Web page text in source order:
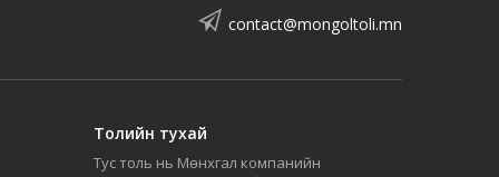
contact@mongoltoli.mn
Толийн тухай
Тус толь нь Мөнхгал компанийн